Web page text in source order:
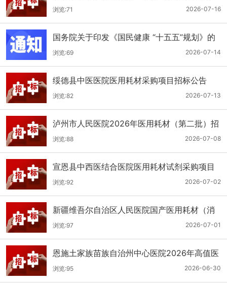
院第一临床医学院）口腔科医用耗材招标公告
2026-07-16
浏览:71
国务院关于印发《国民健康 “十五五”规划》的
通知
2026-07-14
浏览:69
绥德县中医医院医用耗材采购项目招标公告
2026-07-13
浏览:82
泸州市人民医院2026年医用耗材（第二批）招
标公告
2026-07-08
浏览:88
宣恩县中西医结合医院医用耗材试剂采购项目
（消毒、普通耗材）公开招标公告
2026-07-02
浏览:92
新疆维吾尔自治区人民医院国产医用耗材（消
化科氢气检测产品耗材）采购项目单一来源公
示
2026-07-01
浏览:97
恩施土家族苗族自治州中心医院2026年高值医
用耗材（国产）采购项目第二次公开招标公告
2026-06-30
浏览:95